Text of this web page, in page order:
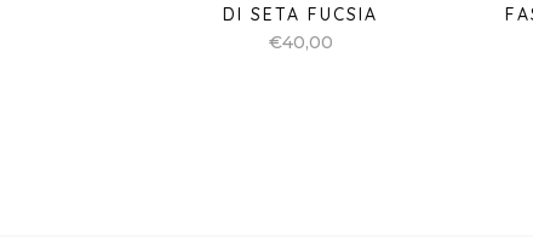
DI SETA FUCSIA
€40,00